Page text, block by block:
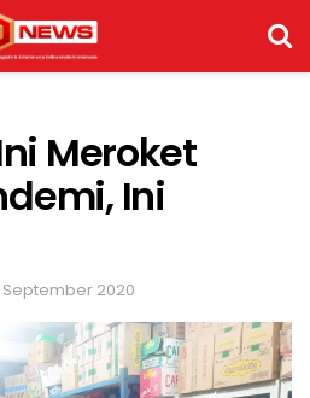
Meroket
Ini
September 2020